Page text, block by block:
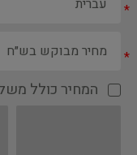
*
*
המחיר כולל